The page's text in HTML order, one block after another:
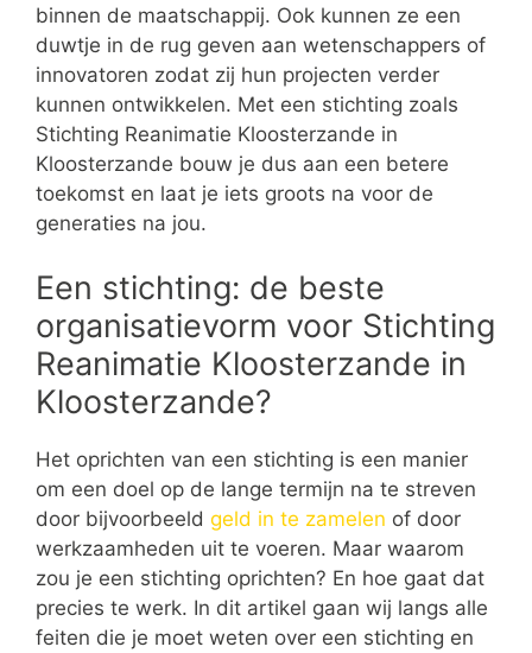
binnen de maatschappij. Ook kunnen ze een
duwtje in de rug geven aan wetenschappers of
innovatoren zodat zij hun projecten verder
kunnen ontwikkelen. Met een stichting zoals
Stichting Reanimatie Kloosterzande in
Kloosterzande bouw je dus aan een betere
toekomst en laat je iets groots na voor de
generaties na jou.
Een stichting: de beste
organisatievorm voor Stichting
Reanimatie Kloosterzande in
Kloosterzande?
Het oprichten van een stichting is een manier
om een doel op de lange termijn na te streven
door bijvoorbeeld geld in te zamelen of door
werkzaamheden uit te voeren. Maar waarom
zou je een stichting oprichten? En hoe gaat dat
precies te werk. In dit artikel gaan wij langs alle
feiten die je moet weten over een stichting en